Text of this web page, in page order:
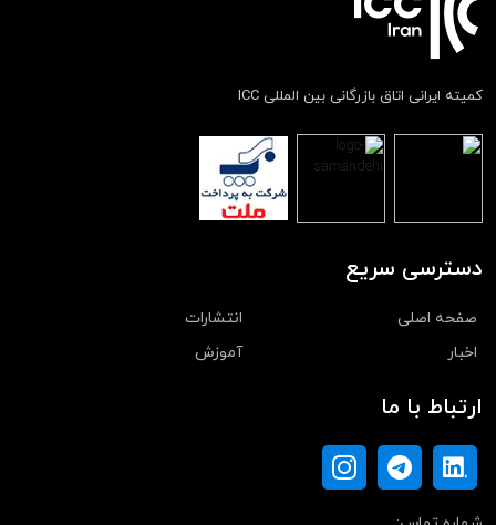
کمیته ایرانی اتاق بازرگانی بین المللی ICC
دسترسی سریع
صفحه اصلی
انتشارات
اخبار
آموزش
ارتباط با ما